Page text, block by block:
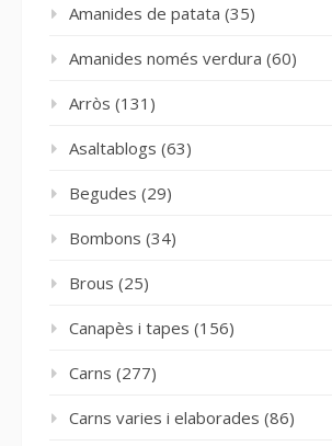
Amanides de patata (35)
Amanides només verdura (60)
Arròs (131)
Asaltablogs (63)
Begudes (29)
Bombons (34)
Brous (25)
Canapès i tapes (156)
Carns (277)
Carns varies i elaborades (86)